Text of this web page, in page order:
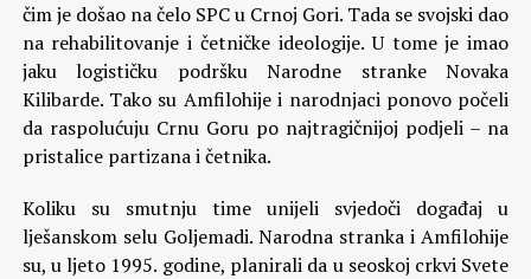
čim je došao na čelo SPC u Crnoj Gori. Tada se svojski dao
na rehabilitovanje i četničke ideologije. U tome je imao
jaku logističku podršku Narodne stranke Novaka
Kilibarde. Tako su Amfilohije i narodnjaci ponovo počeli
da raspolućuju Crnu Goru po najtragičnijoj podjeli – na
pristalice partizana i četnika.
Koliku su smutnju time unijeli svjedoči događaj u
lješanskom selu Goljemadi. Narodna stranka i Amfilohije
su, u ljeto 1995. godine, planirali da u seoskoj crkvi Svete